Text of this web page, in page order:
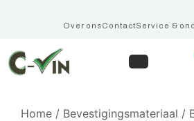
Over onsContactService &
Home / Bevestigingsmateriaal /